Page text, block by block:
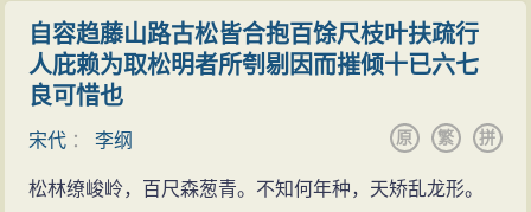
自容趋藤山路古松皆合抱百馀尺枝叶扶疏行
人庇赖为取松明者所刳剔因而摧倾十已六七
良可惜也
宋代 ：李纲 拼
繁
原
松林缭峻岭，百尺森葱青。不知何年种，天矫乱龙形。